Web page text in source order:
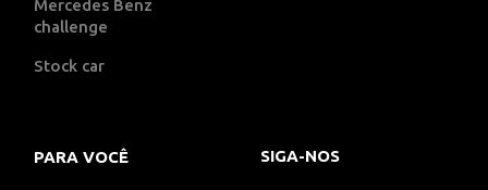
Mercedes Benz
challenge
Stock car
PARA VOCÊ SIGA-NOS